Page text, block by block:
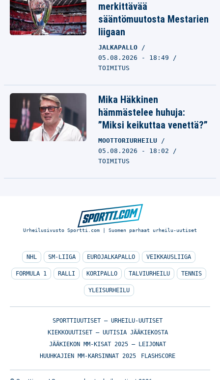
merkittävää
sääntömuutosta Mestarien
liigaan
JALKAPALLO
05.08.2026 - 18:49
TOIMITUS
Mika Häkkinen
hämmästelee huhuja:
”Miksi keikuttaa venettä?”
MOOTTORIURHEILU
05.08.2026 - 18:02
TOIMITUS
Urheilusivusto Sportti.com | Suomen parhaat urheilu-uutiset
NHL SM-LIIGA EUROJALKAPALLO VEIKKAUSLIIGA
FORMULA 1 RALLI KORIPALLO TALVIURHEILU TENNIS
YLEISURHEILU
SPORTTIUUTISET – URHEILU-UUTISET
KIEKKOUUTISET – UUTISIA JÄÄKIEKOSTA
JÄÄKIEKON MM-KISAT 2025 – LEIJONAT
HUUHKAJIEN MM-KARSINNAT 2025
FLASHSCORE